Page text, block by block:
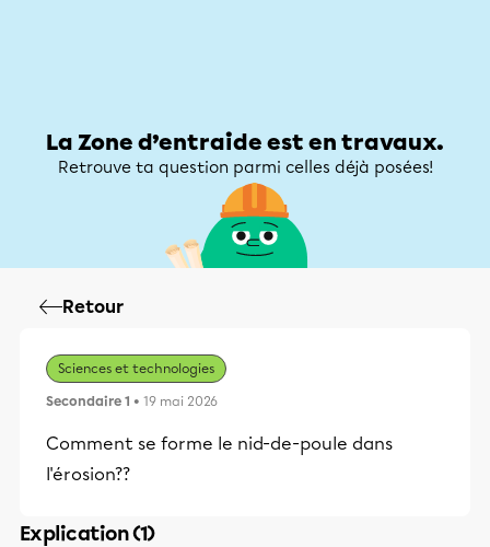
La Zone d’entraide est en travaux.
Retrouve ta question parmi celles déjà posées!
Retour
Sciences et technologies
Secondaire 1 • 19 mai 2026
Comment se forme le nid-de-poule dans
l'érosion??
Explication (1)